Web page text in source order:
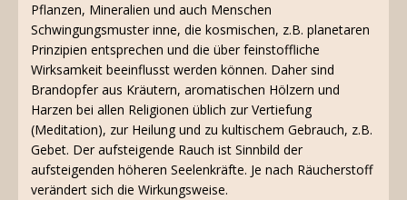
Pflanzen, Mineralien und auch Menschen
Schwingungsmuster inne, die kosmischen, z.B. planetaren
Prinzipien entsprechen und die über feinstoffliche
Wirksamkeit beeinflusst werden können. Daher sind
Brandopfer aus Kräutern, aromatischen Hölzern und
Harzen bei allen Religionen üblich zur Vertiefung
(Meditation), zur Heilung und zu kultischem Gebrauch, z.B.
Gebet. Der aufsteigende Rauch ist Sinnbild der
aufsteigenden höheren Seelenkräfte. Je nach Räucherstoff
verändert sich die Wirkungsweise.